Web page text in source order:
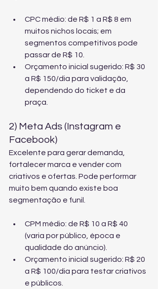
CPC médio: de R$ 1 a R$ 8 em
muitos nichos locais; em
segmentos competitivos pode
passar de R$ 10.
Orçamento inicial sugerido: R$ 30
a R$ 150/dia para validação,
dependendo do ticket e da
praça.
2) Meta Ads (Instagram e
Facebook)
Excelente para gerar demanda,
fortalecer marca e vender com
criativos e ofertas. Pode performar
muito bem quando existe boa
segmentação e funil.
CPM médio: de R$ 10 a R$ 40
(varia por público, época e
qualidade do anúncio).
Orçamento inicial sugerido: R$ 20
a R$ 100/dia para testar criativos
e públicos.